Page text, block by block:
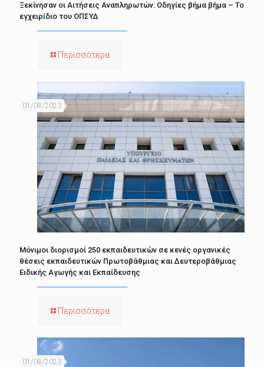
Ξεκίνησαν οι Αιτήσεις Αναπληρωτών: Οδηγίες βήμα βήμα – Το
εγχειρίδιο του ΟΠΣΥΔ
Περισσότερα
01/08/2023
Μόνιμοι διορισμοί 250 εκπαιδευτικών σε κενές οργανικές
θέσεις εκπαιδευτικών Πρωτοβάθμιας και Δευτεροβάθμιας
Ειδικής Αγωγής και Εκπαίδευσης
Περισσότερα
01/08/2023